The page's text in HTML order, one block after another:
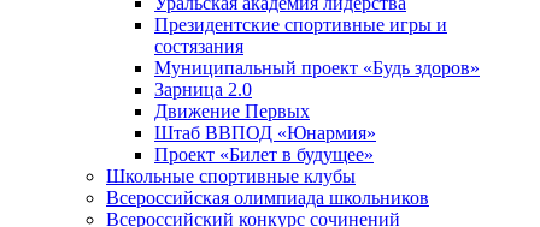
Президентские спортивные игры и
состязания
Муниципальный проект «Будь здоров»
Зарница 2.0
Движение Первых
Штаб ВВПОД «Юнармия»
Проект «Билет в будущее»
Школьные спортивные клубы
Всероссийская олимпиада школьников
Всероссийский конкурс сочинений